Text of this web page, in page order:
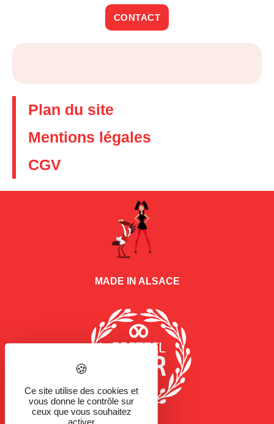
CONTACT
Plan du site
Mentions légales
CGV
MADE IN ALSACE
Ce site utilise des cookies et
vous donne le contrôle sur
ceux que vous souhaitez
activer